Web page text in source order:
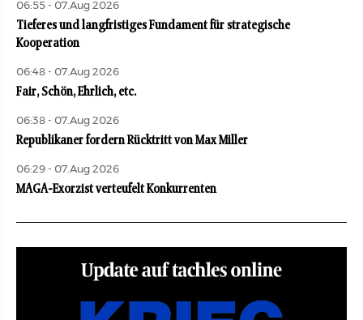
06:55 - 07.Aug 2026
Tieferes und langfristiges Fundament für strategische
Kooperation
06:48 - 07.Aug 2026
Fair, Schön, Ehrlich, etc.
06:38 - 07.Aug 2026
Republikaner fordern Rücktritt von Max Miller
06:29 - 07.Aug 2026
MAGA-Exorzist verteufelt Konkurrenten